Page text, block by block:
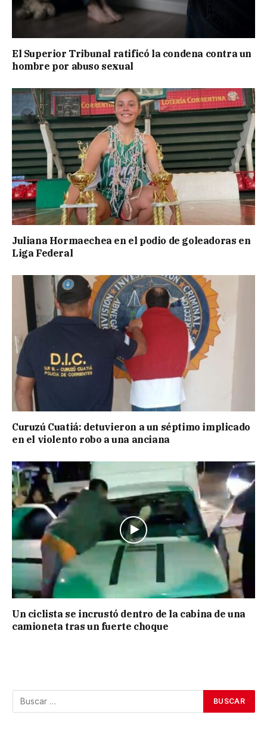
El Superior Tribunal ratificó la condena contra un
hombre por abuso sexual
Juliana Hormaechea en el podio de goleadoras en
Liga Federal
Curuzú Cuatiá: detuvieron a un séptimo implicado
en el violento robo a una anciana
Un ciclista se incrustó dentro de la cabina de una
camioneta tras un fuerte choque